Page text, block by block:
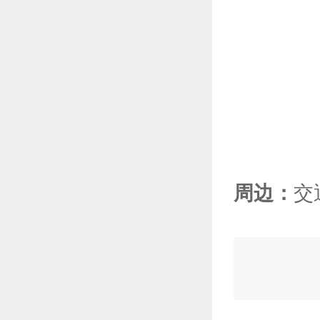
周边： 交